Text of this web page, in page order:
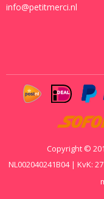
info@petitmerci.nl
Copyright ©
NL002040241B04 | KvK: